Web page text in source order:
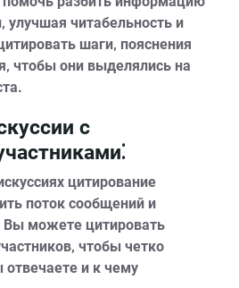
улучшая читабельность и
шаги‚ пояснения
чтобы они выделялись на
с
цитирование
поток сообщений и
Вы можете цитировать
чтобы четко
отвечаете и к чему